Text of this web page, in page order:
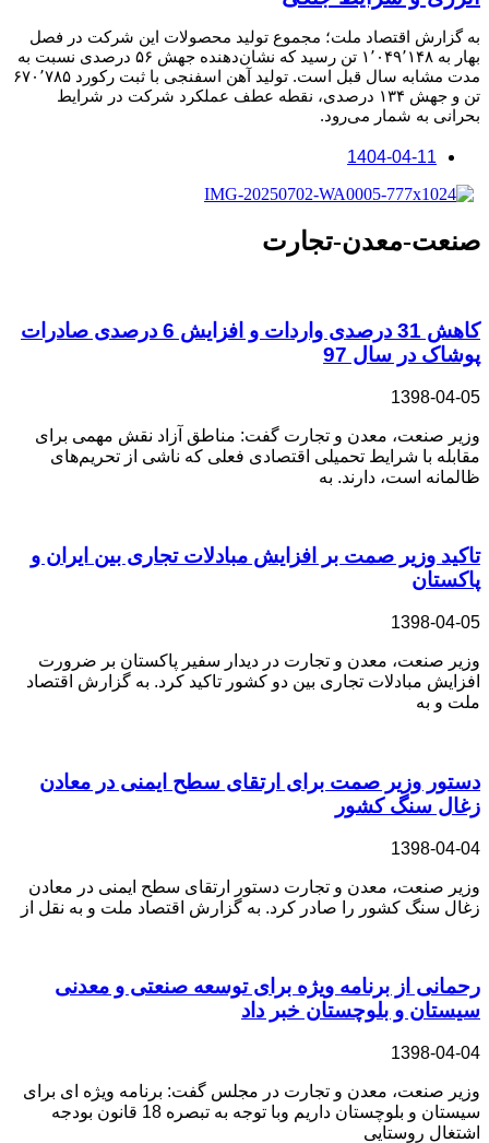
به گزارش اقتصاد ملت؛ مجموع تولید محصولات این شرکت در فصل
بهار به ۱٬۰۴۹٬۱۴۸ تن رسید که نشان‌دهنده جهش ۵۶ درصدی نسبت به
مدت مشابه سال قبل است. تولید آهن اسفنجی با ثبت رکورد ۶۷۰٬۷۸۵
تن و جهش ۱۳۴ درصدی، نقطه عطف عملکرد شرکت در شرایط
بحرانی به شمار می‌رود.
1404-04-11
صنعت-معدن-تجارت
کاهش 31 درصدی واردات و افزایش 6 درصدی صادرات
پوشاک در سال 97
1398-04-05
وزیر صنعت، معدن و تجارت گفت: مناطق آزاد نقش مهمی برای
مقابله با شرایط تحمیلی اقتصادی فعلی که ناشی از تحریم‌های
ظالمانه است، دارند. به
تاکید وزیر صمت بر افزایش مبادلات تجاری بین ایران و
پاکستان
1398-04-05
وزیر صنعت، معدن و تجارت در دیدار سفیر پاکستان بر ضرورت
افزایش مبادلات تجاری بین دو کشور تاکید کرد. به گزارش اقتصاد
ملت و به
دستور وزیر صمت برای ارتقای سطح ایمنی در معادن
زغال سنگ کشور
1398-04-04
وزیر صنعت، معدن و تجارت دستور ارتقای سطح ایمنی در معادن
زغال سنگ کشور را صادر کرد. به گزارش اقتصاد ملت و به نقل از
رحمانی از برنامه ویژه برای توسعه صنعتی و معدنی
سیستان و بلوچستان خبر داد
1398-04-04
وزیر صنعت، معدن و تجارت در مجلس گفت: برنامه ویژه ای برای
سیستان و بلوچستان داریم وبا توجه به تبصره 18 قانون بودجه
اشتغال روستایی